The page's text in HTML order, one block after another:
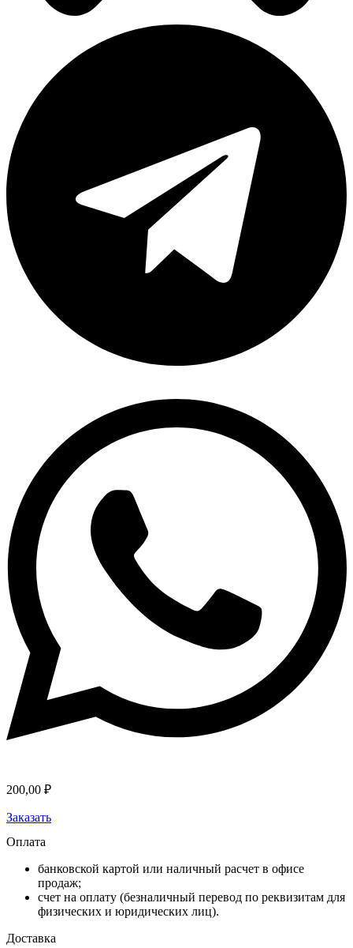
200,00 ₽
Заказать
Оплата
банковской картой или наличный расчет в офисе
продаж;
счет на оплату (безналичный перевод по реквизитам для
физических и юридических лиц).
Доставка